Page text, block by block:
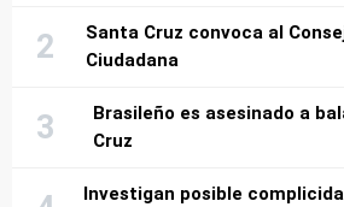
Santa Cruz convoca al
Ciudadana
Brasileño es asesinado a
Cruz
Investigan posible